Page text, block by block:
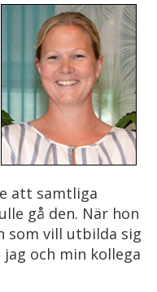
att samtliga
gå den. När hon
som vill utbilda sig
och min kollega